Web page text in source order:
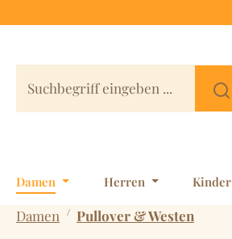
Damen Herren Kinder
Damen / Pullover & Westen